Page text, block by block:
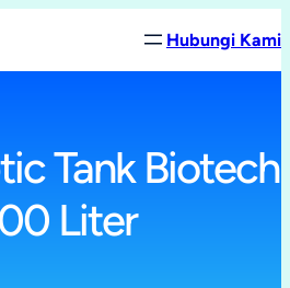
Hubungi Kami
Tank Biotech
Liter